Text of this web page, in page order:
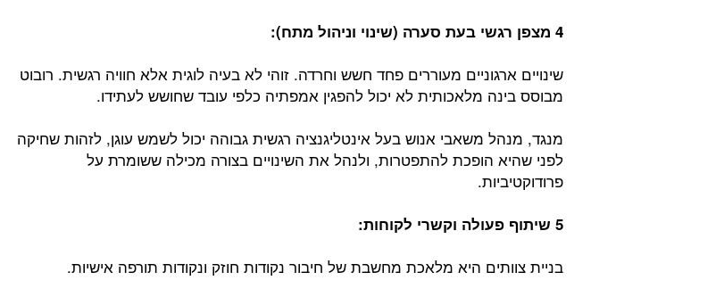
4 מצפן רגשי בעת סערה (שינוי וניהול מתח):
שינויים ארגוניים מעוררים פחד חשש וחרדה. זוהי לא בעיה לוגית אלא חוויה רגשית. רובוט
מבוסס בינה מלאכותית לא יכול להפגין אמפתיה כלפי עובד שחושש לעתידו.
מנגד, מנהל משאבי אנוש בעל אינטליגנציה רגשית גבוהה יכול לשמש עוגן, לזהות שחיקה
לפני שהיא הופכת להתפטרות, ולנהל את השינויים בצורה מכילה ששומרת על
פרודוקטיביות.
5 שיתוף פעולה וקשרי לקוחות:
בניית צוותים היא מלאכת מחשבת של חיבור נקודות חוזק ונקודות תורפה אישיות.